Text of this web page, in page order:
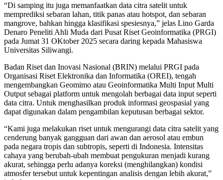
“Di samping itu juga memanfaatkan data citra satelit untuk
memprediksi sebaran lahan, titik panas atau hotspot, dan sebaran
mangrove, bahkan hingga klasifikasi spesiesnya,” jelas Lino Garda
Denaro Peneliti Ahli Muda dari Pusat Riset Geoinformatika (PRGI)
pada Jumat 31 OKtober 2025 secara daring kepada Mahasiswa
Universitas Siliwangi.
Badan Riset dan Inovasi Nasional (BRIN) melalui PRGI pada
Organisasi Riset Elektronika dan Informatika (OREI), tengah
mengembangkan Geomimo atau Geoinformatika Multi Input Multi
Output sebagai platform untuk mengolah berbagai data input seperti
data citra. Untuk menghasilkan produk informasi geospasial yang
dapat digunakan dalam pengambilan keputusan berbagai sektor.
“Kami juga melakukan riset untuk mengurangi data citra satelit yang
cenderung banyak gangguan dari awan dan aerosol atau embun
pada negara tropis dan subtropis, seperti di Indonesia. Intensitas
cahaya yang berubah-ubah membuat pengukuran menjadi kurang
akurat, sehingga perlu adanya koreksi (menghilangkan) kondisi
atmosfer tersebut untuk kepentingan analisis dengan lebih akurat,”